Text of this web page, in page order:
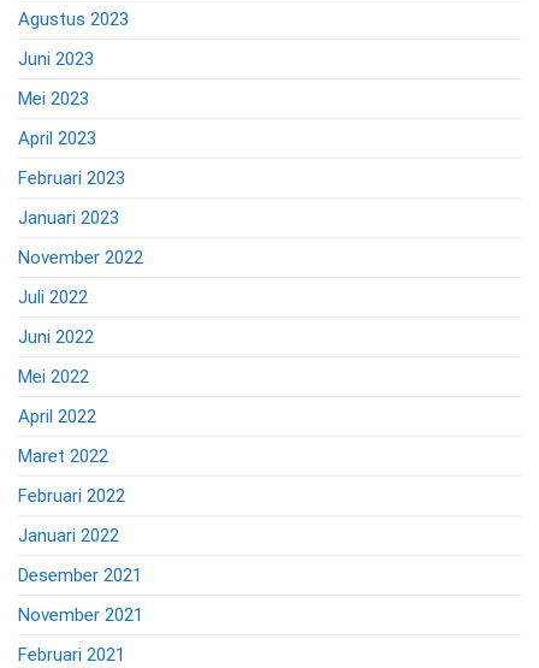
Agustus 2023
Juni 2023
Mei 2023
April 2023
Februari 2023
Januari 2023
November 2022
Juli 2022
Juni 2022
Mei 2022
April 2022
Maret 2022
Februari 2022
Januari 2022
Desember 2021
November 2021
Februari 2021